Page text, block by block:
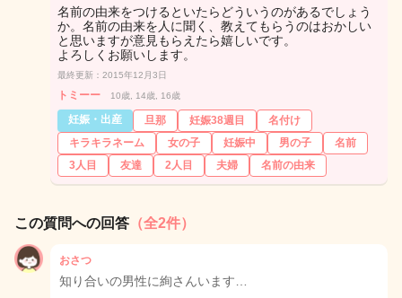
名前の由来をつけるといたらどういうのがあるでしょう
か。名前の由来を人に聞く、教えてもらうのはおかしい
と思いますが意見もらえたら嬉しいです。
よろしくお願いします。
最終更新：2015年12月3日
トミーー 10歳, 14歳, 16歳
妊娠・出産 旦那 妊娠38週目
名付け
キラキラネーム
女の子 妊娠中 男の子
名前
3人目
友達 2人目 夫婦 名前の由来
この質問への回答 （全2件）
おさつ
知り合いの男性に絢さんいます…